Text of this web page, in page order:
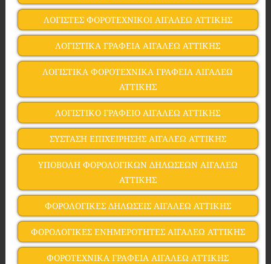
ΛΟΓΙΣΤΕΣ ΦΟΡΟΤΕΧΝΙΚΟΙ ΑΙΓΑΛΕΩ ΑΤΤΙΚΗΣ
ΛΟΓΙΣΤΙΚΑ ΓΡΑΦΕΙΑ ΑΙΓΑΛΕΩ ΑΤΤΙΚΗΣ
ΛΟΓΙΣΤΙΚΑ ΦΟΡΟΤΕΧΝΙΚΑ ΓΡΑΦΕΙΑ ΑΙΓΑΛΕΩ
ΑΤΤΙΚΗΣ
ΛΟΓΙΣΤΙΚΟ ΓΡΑΦΕΙΟ ΑΙΓΑΛΕΩ ΑΤΤΙΚΗΣ
ΣΥΣΤΑΣΗ ΕΠΙΧΕΙΡΗΣΗΣ ΑΙΓΑΛΕΩ ΑΤΤΙΚΗΣ
ΥΠΟΒΟΛΗ ΦΟΡΟΛΟΓΙΚΩΝ ΔΗΛΩΣΕΩΝ ΑΙΓΑΛΕΩ
ΑΤΤΙΚΗΣ
ΦΟΡΟΛΟΓΙΚΕΣ ΔΗΛΩΣΕΙΣ ΑΙΓΑΛΕΩ ΑΤΤΙΚΗΣ
ΦΟΡΟΛΟΓΙΚΕΣ ΕΝΗΜΕΡΟΤΗΤΕΣ ΑΙΓΑΛΕΩ ΑΤΤΙΚΗΣ
ΦΟΡΟΤΕΧΝΙΚΑ ΓΡΑΦΕΙΑ ΑΙΓΑΛΕΩ ΑΤΤΙΚΗΣ